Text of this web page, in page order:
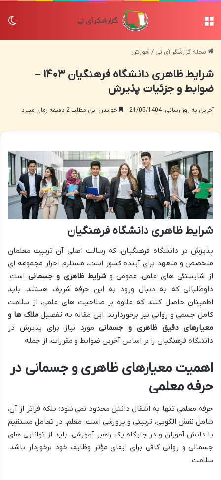
مجله گزارشگر آی تی /آموزش
شرایط ظاهری دانشگاه فرهنگیان ۱۴۰۳ –
ضوابط و جزئیات پذیرش
آخرین به روز رسانی: 21/05/1404 خواندن این مطلب 2 دقیقه زمان میبرد
شرایط ظاهری دانشگاه فرهنگیان
پذیرش در دانشگاه فرهنگیان، که رسالت اصلی آن تربیت معلمان
متخصص و متعهد برای آینده کشور است، مستلزم احراز مجموعه ای
از شایستگی های علمی، عمومی وشرایط ظاهری و جسمانیاست.
داوطلبانی که به دنبال ورود به این حرفه شریف هستند، باید
اطمینان حاصل کنند که علاوه بر صلاحیت های علمی، از سلامت
کامل جسمی و روانی نیز برخوردارند. این مقاله به تفصیلملاک ها و
معیارهای دقیق ظاهری و جسمانیمورد نیاز برای پذیرش در
دانشگاه فرهنگیان را بر اساس آخرین ضوابط و مقررات، از جمله
اهمیت معیارهای ظاهری و جسمانی در
حرفه معلمی
حرفه معلمی تنها به انتقال دانش محدود نمی شود؛ بلکه فراتر از آن،
شامل نقش الگویی، تربیتی و پرورشی است. معلم، در تعامل مستقیم
با دانش آموزان و در جایگاه یک راهبر آموزشی، باید از توانایی های
جسمانی و روانی کافی برای ایفای مؤثر وظایف خود برخوردار باشد.
سلامت